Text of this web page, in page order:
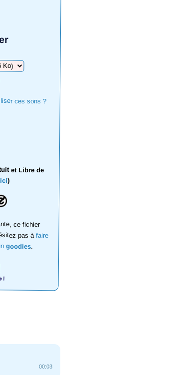
ces sons ?
et Libre de
)
ce fichier
pas àfaire
goodies.
00:03